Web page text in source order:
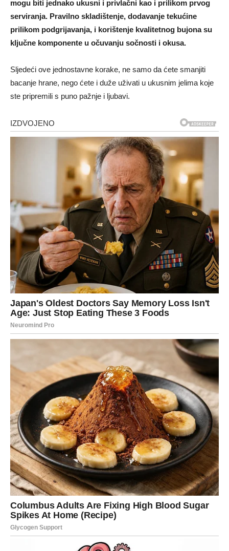
mogu biti jednako ukusni i privlačni kao i prilikom prvog
serviranja. Pravilno skladištenje, dodavanje tekućine
prilikom podgrijavanja, i korištenje kvalitetnog bujona su
ključne komponente u očuvanju sočnosti i okusa.
Sljedeći ove jednostavne korake, ne samo da ćete smanjiti
bacanje hrane, nego ćete i duže uživati u ukusnim jelima koje
ste pripremili s puno pažnje i ljubavi.